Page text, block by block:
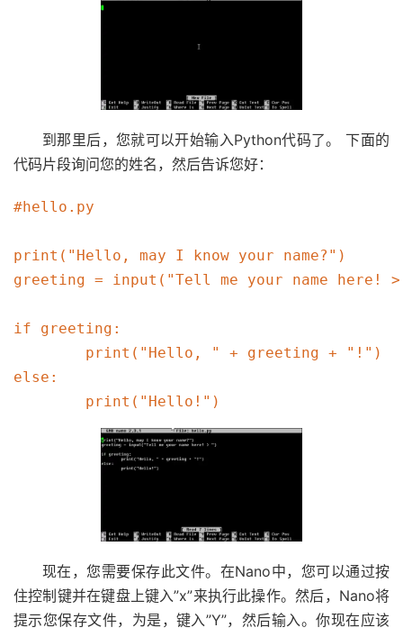
到那里后，您就可以开始输入Python代码了。 下面的
代码片段询问您的姓名，然后告诉您好：
#hello.py
print("Hello, may I know your name?")
greeting = input("Tell me your name here!
if greeting:
        print("Hello, " + greeting + "!")
else:
现在，您需要保存此文件。在Nano中，您可以通过按
住控制键并在键盘上键入”x”来执行此操作。然后，Nano将
提示您保存文件，为是，键入”Y”，然后输入。你现在应该